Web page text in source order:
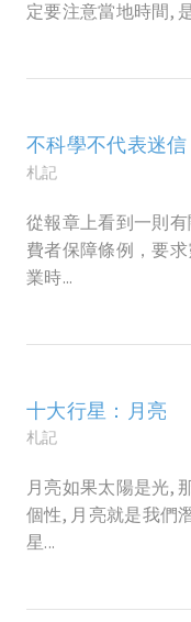
定要注意當地時間,
不科學不代表迷信
札記
從報章上看到一則
費者保障條例，要求
業時...
十大行星：月亮
札記
月亮如果太陽是光,
個性, 月亮就是我們
星...